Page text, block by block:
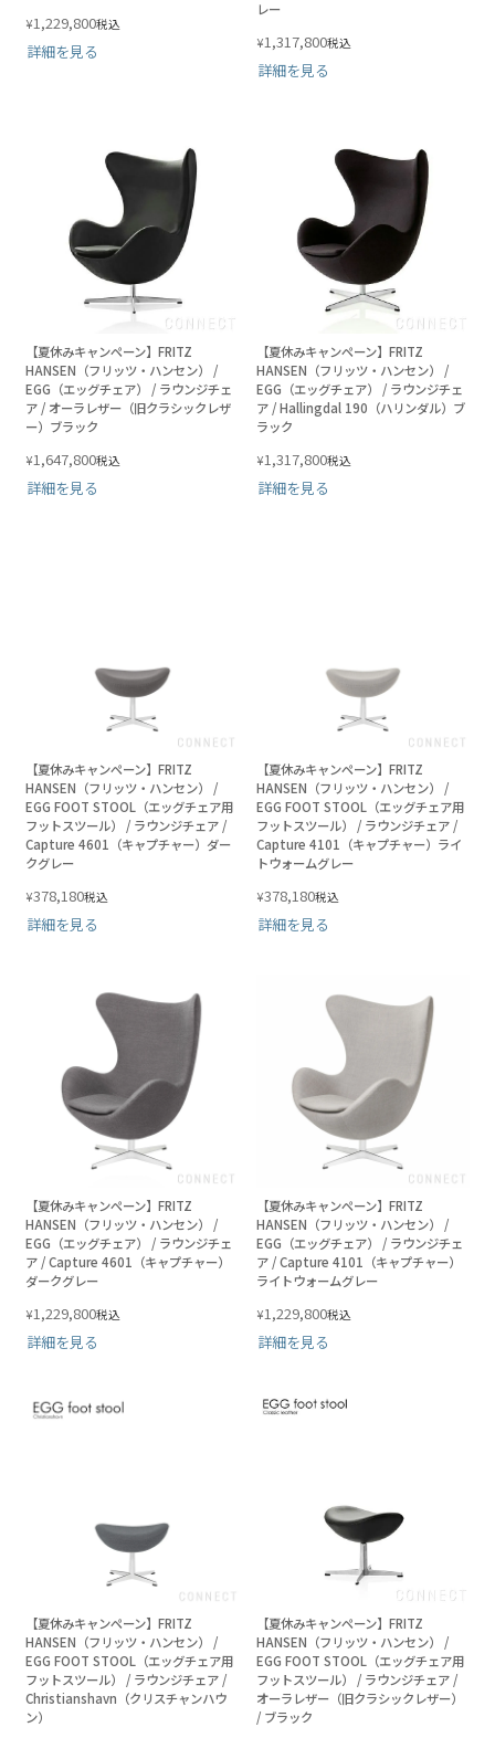
¥1,229,800税込
詳細を見る
レー
¥1,317,800税込
詳細を見る
【夏休みキャンペーン】FRITZ
HANSEN（フリッツ・ハンセン） /
EGG（エッグチェア） / ラウンジチェ
ア / オーラレザー（旧クラシックレザ
ー）ブラック
¥1,647,800税込
詳細を見る
【夏休みキャンペーン】FRITZ
HANSEN（フリッツ・ハンセン） /
EGG（エッグチェア） / ラウンジチェ
ア / Hallingdal 190（ハリンダル）ブ
ラック
¥1,317,800税込
詳細を見る
【夏休みキャンペーン】FRITZ
HANSEN（フリッツ・ハンセン） /
EGG FOOT STOOL（エッグチェア用
フットスツール） / ラウンジチェア /
Capture 4601（キャプチャー）ダー
クグレー
¥378,180税込
詳細を見る
【夏休みキャンペーン】FRITZ
HANSEN（フリッツ・ハンセン） /
EGG FOOT STOOL（エッグチェア用
フットスツール） / ラウンジチェア /
Capture 4101（キャプチャー）ライ
トウォームグレー
¥378,180税込
詳細を見る
【夏休みキャンペーン】FRITZ
HANSEN（フリッツ・ハンセン） /
EGG（エッグチェア） / ラウンジチェ
ア / Capture 4601（キャプチャー）
ダークグレー
¥1,229,800税込
詳細を見る
【夏休みキャンペーン】FRITZ
HANSEN（フリッツ・ハンセン） /
EGG（エッグチェア） / ラウンジチェ
ア / Capture 4101（キャプチャー）
ライトウォームグレー
¥1,229,800税込
詳細を見る
【夏休みキャンペーン】FRITZ
HANSEN（フリッツ・ハンセン） /
EGG FOOT STOOL（エッグチェア用
フットスツール） / ラウンジチェア /
Christianshavn（クリスチャンハウ
ン）
【夏休みキャンペーン】FRITZ
HANSEN（フリッツ・ハンセン） /
EGG FOOT STOOL（エッグチェア用
フットスツール） / ラウンジチェア /
オーラレザー（旧クラシックレザー）
/ ブラック